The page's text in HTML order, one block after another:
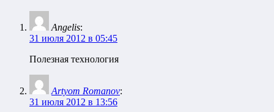
Angelis:
31 июля 2012 в 05:45
Полезная технология
Artyom Romanov:
31 июля 2012 в 13:56